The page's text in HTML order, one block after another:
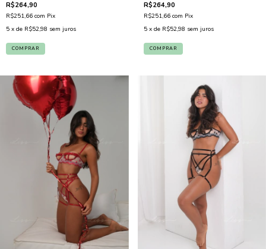
R$264,90
R$251,66 com Pix
5 x de R$52,98 sem juros
COMPRAR
R$264,90
R$251,66 com Pix
5 x de R$52,98 sem juros
COMPRAR